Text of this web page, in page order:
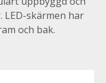
LED-skärmen har
och bak.